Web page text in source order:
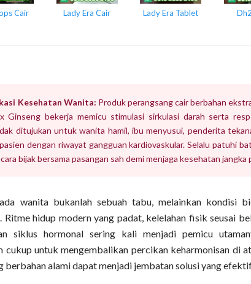
Cair Lady Era Cair Lady Era Tablet
Kesehatan Wanita: Produk perangsang cair berbahan
Ginseng bekerja memicu stimulasi sirkulasi darah serta
ditujukan untuk wanita hamil, ibu menyusui, penderita
dengan riwayat gangguan kardiovaskular. Selalu patuhi
bijak bersama pasangan sah demi menjaga kesehatan jangka
wanita bukanlah sebuah tabu, melainkan kondisi
hidup modern yang padat, kelelahan fisik seusai
siklus hormonal sering kali menjadi pemicu
cukup untuk mengembalikan percikan keharmonisan di
berbahan alami dapat menjadi jembatan solusi yang